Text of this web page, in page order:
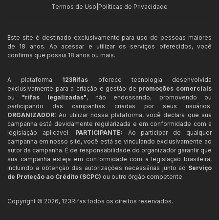
Termos de Uso Políticas de Privacidade
Este site é destinado exclusivamente para uso de pessoas maiores
de 18 anos. Ao acessar e utilizar os serviços oferecidos, você
confirma que possui 18 anos ou mais.
A plataforma 123Rifas oferece tecnologia desenvolvida
exclusivamente para a criação e gestão de promoções comerciais
ou "rifas legalizadas", não endossando, promovendo ou
participando das campanhas criadas por seus usuários.
ORGANIZADOR: Ao utilizar nossa plataforma, você declara que sua
campanha está devidamente regularizada e em conformidade com a
legislação aplicável. PARTICIPANTE: Ao participar de qualquer
campanha em nosso site, você está se vinculando exclusivamente ao
autor da campanha. É de responsabilidade do organizador garantir que
sua campanha esteja em conformidade com a legislação brasileira,
incluindo a obtenção das autorizações necessárias junto ao Serviço
de Proteção ao Crédito (SCPC) ou outro órgão competente.
Copyright © 2026, 123Rifas todos os direitos reservados.